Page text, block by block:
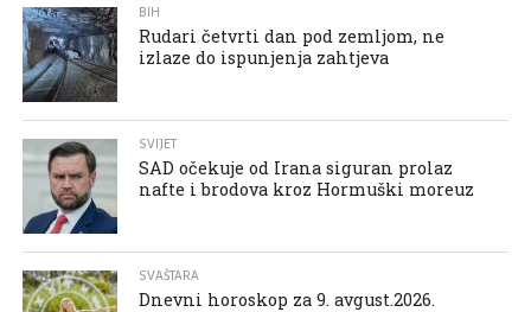
BIH
Rudari četvrti dan pod zemljom, ne
izlaze do ispunjenja zahtjeva
SVIJET
SAD očekuje od Irana siguran prolaz
nafte i brodova kroz Hormuški moreuz
SVAŠTARA
Dnevni horoskop za 9. avgust.2026.